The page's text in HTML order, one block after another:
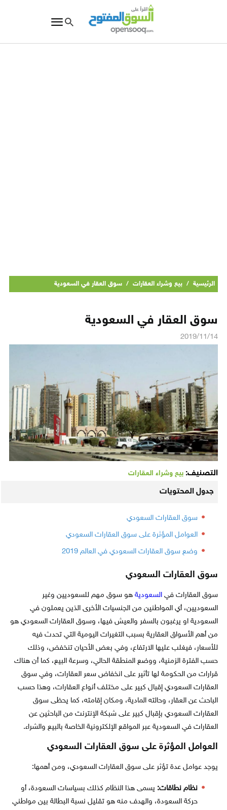
الرئيسية / بيع وشراء العقارات / سوق العقار في السعودية
سوق العقار في السعودية
2019/11/14
التصنيف: بيع وشراء العقارات
جدول المحتويات
سوق العقارات السعودي
العوامل المؤثرة على سوق العقارات السعودي
وضع سوق العقارات السعودي في العالم 2019
سوق العقارات السعودي
سوق العقارات في السعوديةهو سوق مهم للسعوديين وغير
السعوديين، أي المواطنين من الجنسيات الأخرى الذين يعملون في
السعودية او يرغبون بالسفر والعيش فيها، وسوق العقارات السعودي هو
من أهم الأسواق العقارية بسبب التغيرات اليومية التي تحدث فيه
للأسعار، فيغلب عليها الارتفاع، وفي بعض الأحيان تنخفض، وذلك
حسب الفترة الزمنية، ووضع المنطقة الحالي، وسرعة البيع، كما أن هناك
قرارات من الحكومة لها تأثير على انخفاض سعر العقارات، وفي سوق
العقارات السعودي إقبال كبير على مختلف أنواع العقارات، وهذا حسب
الباحث عن العقار، وحالته المادية، ومكان إقامته، كما يحظى سوق
العقارات السعودي بإقبال كبير على شبكة الإنترنت من الباحثين عن
العقارات في السعودية عبر المواقع الإلكترونية الخاصة بالبيع والشراء.
العوامل المؤثرة على سوق العقارات السعودي
يوجد عوامل عدة تؤثر على سوق العقارات السعودي، ومن أهمها:
نظام نطاقات: يسمى هذا النظام كذلك بسياسات السعودة، أو
حركة السعودة، والهدف منه هو تقليل نسبة البطالة بين مواطني